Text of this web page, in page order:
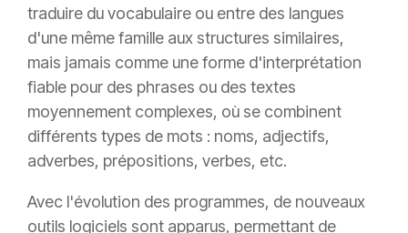
traduire du vocabulaire ou entre des langues
d'une même famille aux structures similaires,
mais jamais comme une forme d'interprétation
fiable pour des phrases ou des textes
moyennement complexes, où se combinent
différents types de mots : noms, adjectifs,
adverbes, prépositions, verbes, etc.
Avec l'évolution des programmes, de nouveaux
outils logiciels sont apparus, permettant de